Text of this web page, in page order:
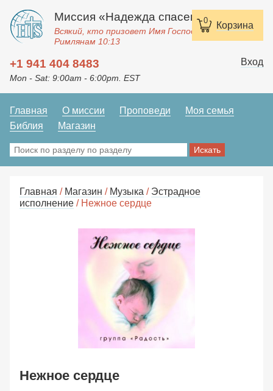
0 Корзина
Миссия «Надежда спасения»
Всякий, кто призовет Имя Господне, спасется.
Римлянам 10:13
+1 941 404 8483
Mon - Sat: 9:00am - 6:00pm. EST
Вход
Главная О миссии Проповеди
Моя семья
Библия
Магазин
Главная / Магазин / Музыка / Эстрадное
исполнение / Нежное сердце
Нежное сердце